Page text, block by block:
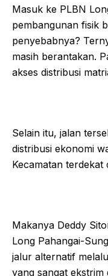
Masuk ke PLBN
pembangunan fisik
penyebabnya?
masih berantakan.
akses distribusi
Selain itu, jalan
distribusi ekonomi
Kecamatan terdekat
Makanya Deddy
Long Pahangai-
jalur alternatif
yang sangat ekstrim